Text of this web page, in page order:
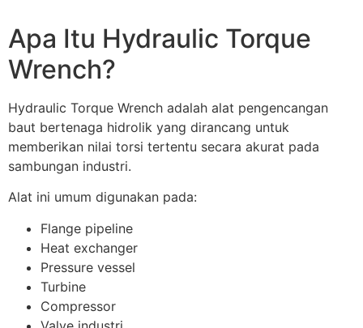
Apa Itu Hydraulic Torque
Wrench?
Hydraulic Torque Wrench adalah alat pengencangan
baut bertenaga hidrolik yang dirancang untuk
memberikan nilai torsi tertentu secara akurat pada
sambungan industri.
Alat ini umum digunakan pada:
Flange pipeline
Heat exchanger
Pressure vessel
Turbine
Compressor